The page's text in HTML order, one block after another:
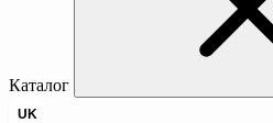
Каталог
UK